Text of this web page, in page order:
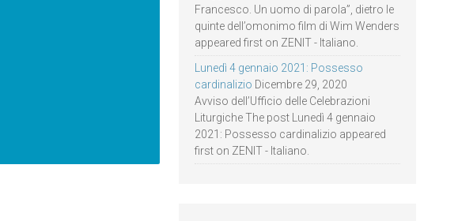
Francesco. Un uomo di parola”, dietro le
quinte dell’omonimo film di Wim Wenders
appeared first on ZENIT - Italiano.
Lunedì 4 gennaio 2021: Possesso
cardinalizio Dicembre 29, 2020
Avviso dell’Ufficio delle Celebrazioni
Liturgiche The post Lunedì 4 gennaio
2021: Possesso cardinalizio appeared
first on ZENIT - Italiano.